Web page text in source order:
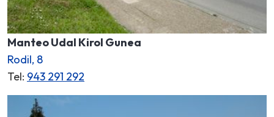
Manteo Udal Kirol Gunea
Rodil, 8
Tel: 943 291 292